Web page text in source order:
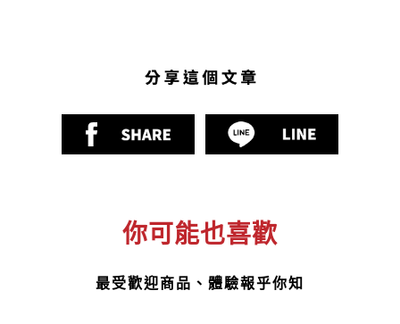
你可能也喜歡
最受歡迎商品、體驗報乎你知